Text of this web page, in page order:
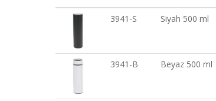
3941-S
Siyah 500 ml
3941-B Beyaz 500 ml